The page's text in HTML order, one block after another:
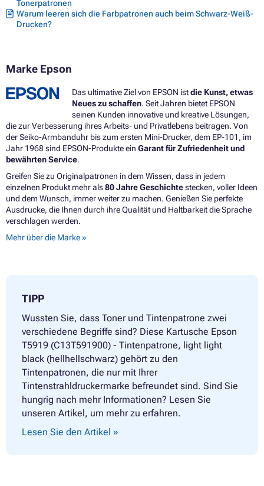
Tonerpatronen
Warum leeren sich die Farbpatronen auch beim Schwarz-Weiß-
Drucken?
Marke Epson
Das ultimative Ziel von EPSON istdie Kunst, etwas
Neues zu schaffen. Seit Jahren bietet EPSON
seinen Kunden innovative und kreative Lösungen,
die zur Verbesserung ihres Arbeits- und Privatlebens beitragen. Von
der Seiko-Armbanduhr bis zum ersten Mini-Drucker, dem EP-101, im
Jahr 1968 sind EPSON-Produkte ein Garant für Zufriedenheit und
bewährten Service.
Greifen Sie zu Originalpatronen in dem Wissen, dass in jedem
einzelnen Produkt mehr als80 Jahre Geschichtestecken, voller Ideen
und dem Wunsch, immer weiter zu machen. Genießen Sie perfekte
Ausdrucke, die Ihnen durch ihre Qualität und Haltbarkeit die Sprache
verschlagen werden.
Mehr über die Marke »
TIPP
Wussten Sie, dass Toner und Tintenpatrone zwei
verschiedene Begriffe sind? Diese Kartusche Epson
T5919 (C13T591900) - Tintenpatrone, light light
black (hellhellschwarz) gehört zu den
Tintenpatronen, die nur mit Ihrer
Tintenstrahldruckermarke befreundet sind. Sind Sie
hungrig nach mehr Informationen? Lesen Sie
unseren Artikel, um mehr zu erfahren.
Lesen Sie den Artikel »